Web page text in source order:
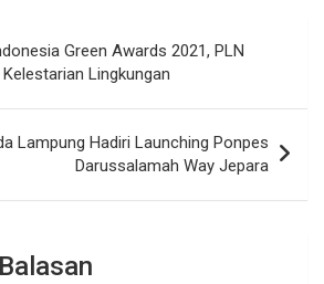
Green Awards 2021, PLN
Lingkungan
Lampung Hadiri Launching Ponpes
Darussalamah Way Jepara